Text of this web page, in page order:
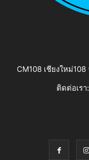
CM108 เชียงใหม่
ติดต่อเรา: